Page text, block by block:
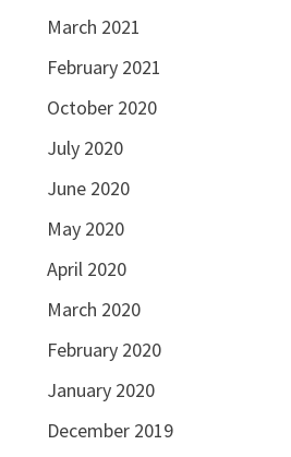
March 2021
February 2021
October 2020
July 2020
June 2020
May 2020
April 2020
March 2020
February 2020
January 2020
December 2019